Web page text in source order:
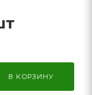
В КОРЗИНУ